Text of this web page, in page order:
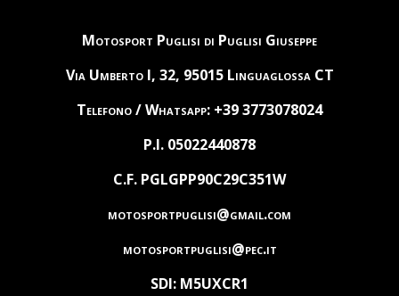
Motosport Puglisi di Puglisi Giuseppe
Via Umberto I, 32, 95015 Linguaglossa CT
Telefono / Whatsapp: +39 3773078024
P.I. 05022440878
C.F. PGLGPP90C29C351W
motosportpuglisi@gmail.com
motosportpuglisi@pec.it
SDI: M5UXCR1